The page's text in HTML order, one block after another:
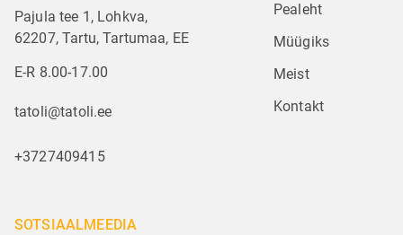
Pajula tee 1, Lohkva,
62207, Tartu, Tartumaa, EE
E-R 8.00-17.00
tatoli@tatoli.ee
+3727409415
Pealeht
Müügiks
Meist
Kontakt
SOTSIAALMEEDIA